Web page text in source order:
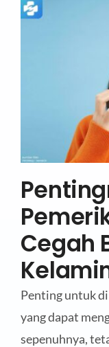
Cegah
Penting untuk
yang dapat
sepenuhnya,